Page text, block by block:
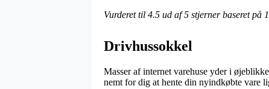
Vurderet til 4.5 ud af 5 stjerner baseret på
Drivhussokkel
Masser af internet varehuse yder i
nemt for dig at hente din nyindkøbte vare